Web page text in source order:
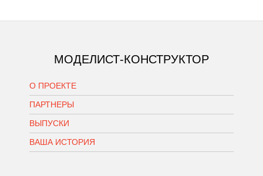
МОДЕЛИСТ-КОНСТРУКТОР
О ПРОЕКТЕ
ПАРТНЕРЫ
ВЫПУСКИ
ВАША ИСТОРИЯ